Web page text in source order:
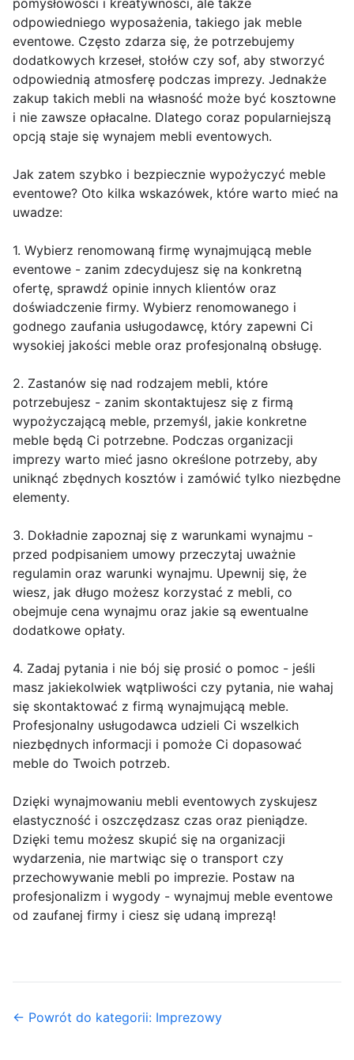
pomysłowości i kreatywności, ale także
odpowiedniego wyposażenia, takiego jak meble
eventowe. Często zdarza się, że potrzebujemy
dodatkowych krzeseł, stołów czy sof, aby stworzyć
odpowiednią atmosferę podczas imprezy. Jednakże
zakup takich mebli na własność może być kosztowne
i nie zawsze opłacalne. Dlatego coraz popularniejszą
opcją staje się wynajem mebli eventowych.
Jak zatem szybko i bezpiecznie wypożyczyć meble
eventowe? Oto kilka wskazówek, które warto mieć na
uwadze:
1. Wybierz renomowaną firmę wynajmującą meble
eventowe - zanim zdecydujesz się na konkretną
ofertę, sprawdź opinie innych klientów oraz
doświadczenie firmy. Wybierz renomowanego i
godnego zaufania usługodawcę, który zapewni Ci
wysokiej jakości meble oraz profesjonalną obsługę.
2. Zastanów się nad rodzajem mebli, które
potrzebujesz - zanim skontaktujesz się z firmą
wypożyczającą meble, przemyśl, jakie konkretne
meble będą Ci potrzebne. Podczas organizacji
imprezy warto mieć jasno określone potrzeby, aby
uniknąć zbędnych kosztów i zamówić tylko niezbędne
elementy.
3. Dokładnie zapoznaj się z warunkami wynajmu -
przed podpisaniem umowy przeczytaj uważnie
regulamin oraz warunki wynajmu. Upewnij się, że
wiesz, jak długo możesz korzystać z mebli, co
obejmuje cena wynajmu oraz jakie są ewentualne
dodatkowe opłaty.
4. Zadaj pytania i nie bój się prosić o pomoc - jeśli
masz jakiekolwiek wątpliwości czy pytania, nie wahaj
się skontaktować z firmą wynajmującą meble.
Profesjonalny usługodawca udzieli Ci wszelkich
niezbędnych informacji i pomoże Ci dopasować
meble do Twoich potrzeb.
Dzięki wynajmowaniu mebli eventowych zyskujesz
elastyczność i oszczędzasz czas oraz pieniądze.
Dzięki temu możesz skupić się na organizacji
wydarzenia, nie martwiąc się o transport czy
przechowywanie mebli po imprezie. Postaw na
profesjonalizm i wygody - wynajmuj meble eventowe
od zaufanej firmy i ciesz się udaną imprezą!
← Powrót do kategorii: Imprezowy